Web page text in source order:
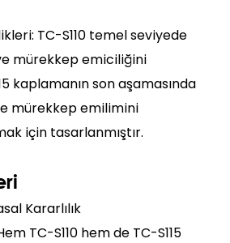
TC-S110 temel seviyede
mürekkep emiciliğini
kaplamanın son aşamasında
mürekkep emilimini
için tasarlanmıştır.
Kararlılık
TC-S110 hem de TC-S115